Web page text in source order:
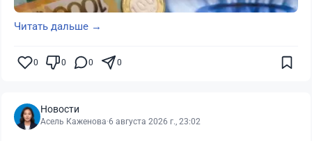
Читать дальше →
0 0 0 0
Новости
Асель Каженова·6 августа 2026 г., 23:02